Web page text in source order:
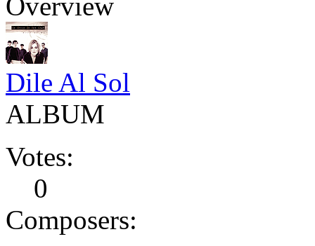
Dile Al Sol
ALBUM
Votes:
0
Composers: